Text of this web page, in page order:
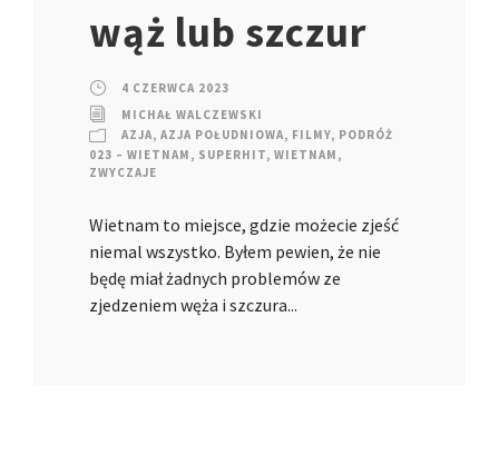
wąż lub szczur
4 CZERWCA 2023
MICHAŁ WALCZEWSKI
AZJA, AZJA POŁUDNIOWA, FILMY, PODRÓŻ
023 – WIETNAM , SUPERHIT, WIETNAM ,
ZWYCZAJE
Wietnam to miejsce, gdzie możecie zjeść
niemal wszystko. Byłem pewien, że nie
będę miał żadnych problemów ze
zjedzeniem węża i szczura...